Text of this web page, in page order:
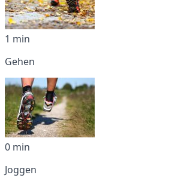
1 min
Gehen
0 min
Joggen